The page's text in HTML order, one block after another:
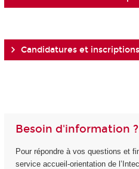
Candidatures et
Besoin d'information ?
Pour répondre à vos questions et
service accueil-orientation de